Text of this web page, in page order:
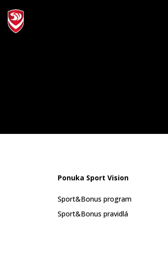
Ponuka Sport Vision
Sport&Bonus program
Sport&Bonus pravidlá